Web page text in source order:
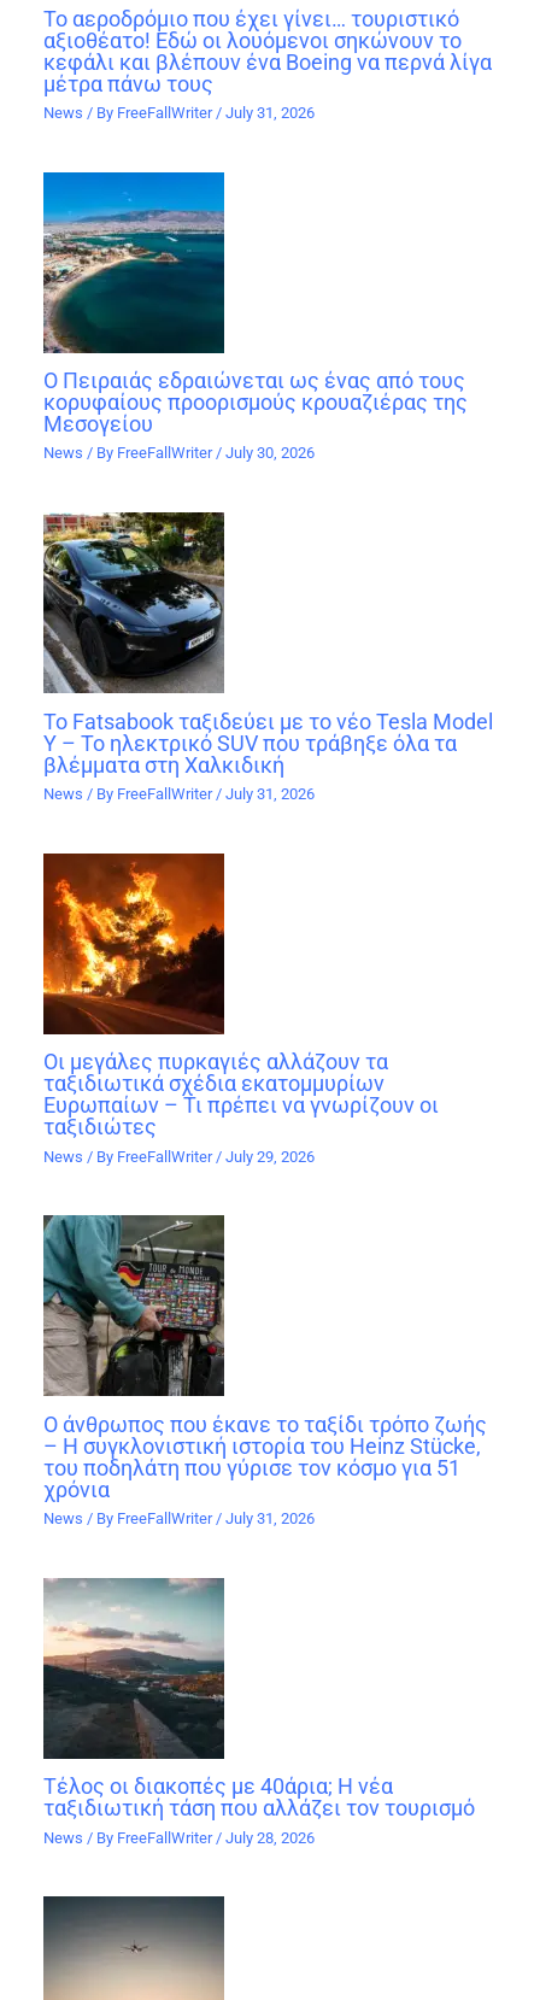
Το αεροδρόμιο που έχει γίνει… τουριστικό
αξιοθέατο! Εδώ οι λουόμενοι σηκώνουν το
κεφάλι και βλέπουν ένα Boeing να περνά λίγα
μέτρα πάνω τους
News / By FreeFallWriter /July 31, 2026
Ο Πειραιάς εδραιώνεται ως ένας από τους
κορυφαίους προορισμούς κρουαζιέρας της
Μεσογείου
News / By FreeFallWriter/July 30, 2026
Το Fatsabook ταξιδεύει με το νέο Tesla Model
Y – Το ηλεκτρικό SUV που τράβηξε όλα τα
βλέμματα στη Χαλκιδική
News / By FreeFallWriter/July 31, 2026
Οι μεγάλες πυρκαγιές αλλάζουν τα
ταξιδιωτικά σχέδια εκατομμυρίων
Ευρωπαίων – Τι πρέπει να γνωρίζουν οι
ταξιδιώτες
News / By FreeFallWriter /July 29, 2026
Ο άνθρωπος που έκανε το ταξίδι τρόπο ζωής
– Η συγκλονιστική ιστορία του Heinz Stücke,
του ποδηλάτη που γύρισε τον κόσμο για 51
χρόνια
News / By FreeFallWriter/July 31, 2026
Τέλος οι διακοπές με 40άρια; Η νέα
ταξιδιωτική τάση που αλλάζει τον τουρισμό
News / By FreeFallWriter /July 28, 2026